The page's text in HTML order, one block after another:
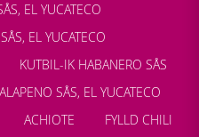
EL YUCATECO
EL YUCATECO
KUTBIL-IK HABANERO SÅS
SÅS, EL YUCATECO
ACHIOTE FYLLD CHILI